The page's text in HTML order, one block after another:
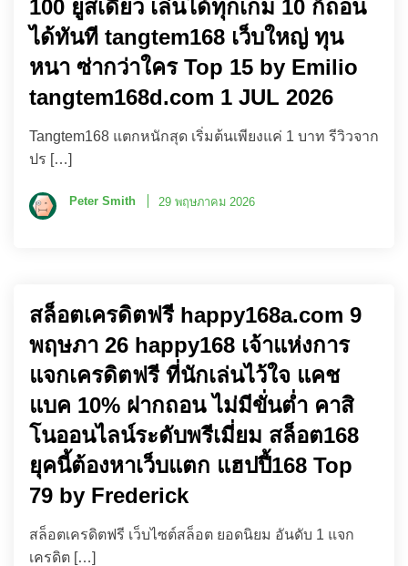
100 ยูสเดียว เล่นได้ทุกเกม 10 ก็ถอน
ได้ทันที tangtem168 เว็บใหญ่ ทุน
หนา ซ่ากว่าใคร Top 15 by Emilio
tangtem168d.com 1 JUL 2026
Tangtem168 แตกหนักสุด เริ่มต้นเพียงแค่ 1 บาท รีวิวจาก
ปร […]
Peter Smith 29 พฤษภาคม 2026
สล็อตเครดิตฟรี happy168a.com 9
พฤษภา 26 happy168 เจ้าแห่งการ
แจกเครดิตฟรี ที่นักเล่นไว้ใจ แคช
แบค 10% ฝากถอน ไม่มีขั่นต่ำ คาสิ
โนออนไลน์ระดับพรีเมี่ยม สล็อต168
ยุคนี้ต้องหาเว็บแตก แฮปปี้168 Top
79 by Frederick
สล็อตเครดิตฟรี เว็บไซต์สล็อต ยอดนิยม อันดับ 1 แจก
เครดิต […]